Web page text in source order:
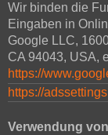
Wir binden die
Eingaben in
Google LLC,
CA 94043, USA,
https://
https://
Verwendung